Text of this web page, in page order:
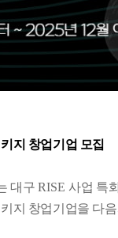
지 창업기업 모집
대구 RISE 사업 특
지 창업기업을 다